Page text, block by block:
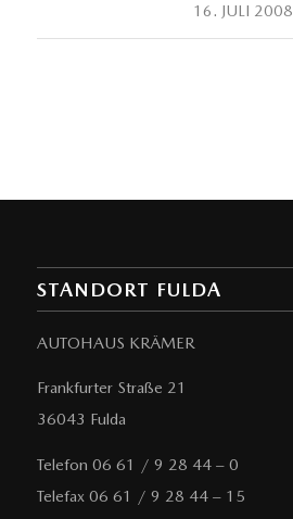
16. JULI 2008
STANDORT FULDA
AUTOHAUS KRÄMER
Frankfurter Straße 21
36043 Fulda
Telefon 06 61 / 9 28 44 – 0
Telefax 06 61 / 9 28 44 – 15